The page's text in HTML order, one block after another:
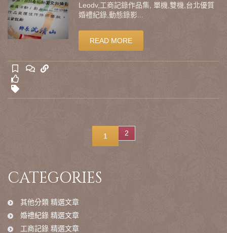
Leodv,工商記錄作品集, 單機,雙機,台北優質
婚禮紀錄,動態錄影...
READ MORE
1 2
CATEGORIES
其他分類 精選文章
婚禮紀錄 精選文章
工商記錄 精選文章